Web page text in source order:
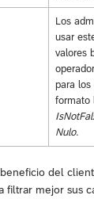
Los
usar
valores
para los
formato
Nulo.
del
filtrar mejor sus